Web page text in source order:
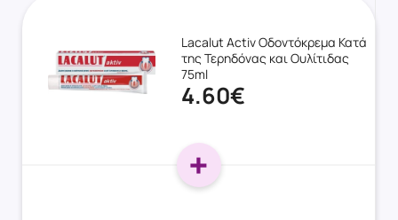
Lacalut Activ Οδοντόκρεμα Κατά
της Τερηδόνας και Ουλίτιδας
75ml
4.60€